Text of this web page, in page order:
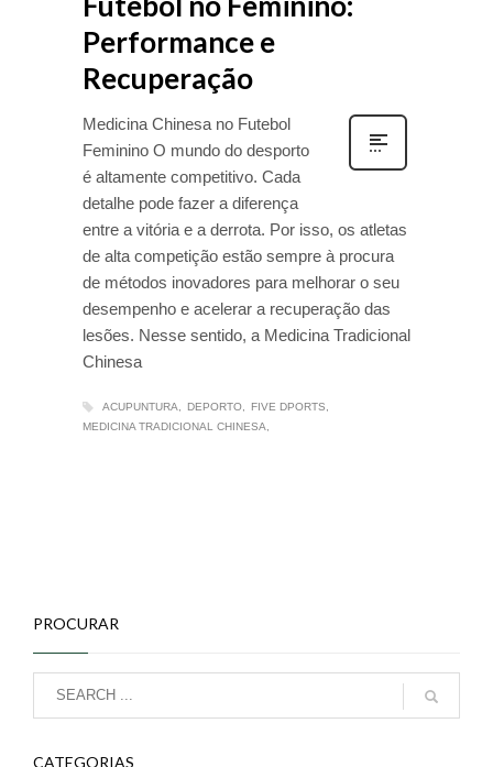
Performance e
Recuperação
Medicina Chinesa no Futebol
Feminino O mundo do desporto
é altamente competitivo. Cada
detalhe pode fazer a diferença
entre a vitória e a derrota. Por isso, os atletas
de alta competição estão sempre à procura
de métodos inovadores para melhorar o seu
desempenho e acelerar a recuperação das
lesões. Nesse sentido, a Medicina Tradicional
Chinesa
ACUPUNTURA DEPORTO
FIVE DPORTS
MEDICINA TRADICIONAL CHINESA
PROCURAR
CATEGORIAS